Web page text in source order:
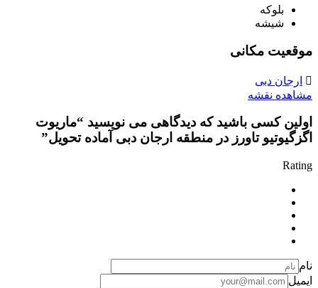
بلوکه
شیشه
موقعیت مکانی
ارجان دبی
مشاهده نقشه
اولین کسی باشید که دیدگاهی می نویسید “ماریوت
اگزگیوتیو تاورز در منطقه ارجان دبی آماده تحویل”
Rating
نام
ایمیل